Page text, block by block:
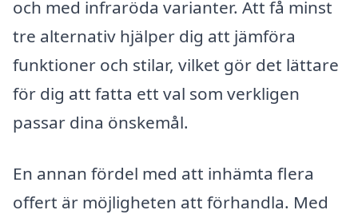
och med infraröda varianter. Att få minst
tre alternativ hjälper dig att jämföra
funktioner och stilar, vilket gör det lättare
för dig att fatta ett val som verkligen
passar dina önskemål.
En annan fördel med att inhämta flera
offert är möjligheten att förhandla. Med